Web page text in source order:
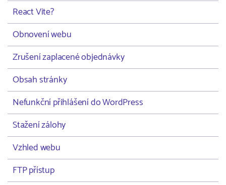
React Vite?
Obnovení webu
Zrušení zaplacené objednávky
Obsah stránky
Nefunkční přihlášení do WordPress
Stažení zálohy
Vzhled webu
FTP přístup